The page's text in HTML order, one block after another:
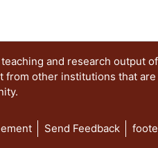
and research output
other institutions that
Send Feedback